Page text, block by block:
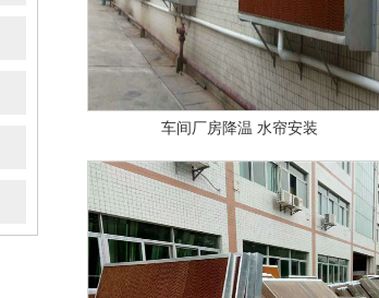
车间厂房降温 水帘安装